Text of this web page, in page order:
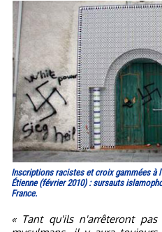
Inscriptions racistes et croix gammées à
Étienne (février 2010) : sursauts
France.
« Tant qu'ils n'arrêteront